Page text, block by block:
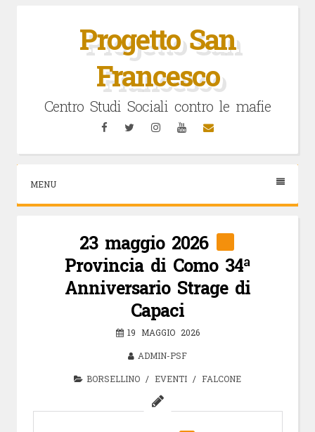
Progetto San
Francesco
Centro Studi Sociali contro le mafie
FacebookTwitterInstagramYouTubeEmail
MENU
23 maggio 2026
Provincia di Como 34ª
Anniversario Strage di
Capaci
19 MAGGIO 2026
ADMIN-PSF
BORSELLINO / EVENTI / FALCONE